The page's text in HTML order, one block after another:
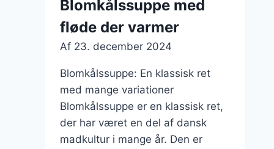
Blomkålssuppe med
fløde der varmer
Af 23. december 2024
Blomkålssuppe: En klassisk ret
med mange variationer
Blomkålssuppe er en klassisk ret,
der har været en del af dansk
madkultur i mange år. Den er